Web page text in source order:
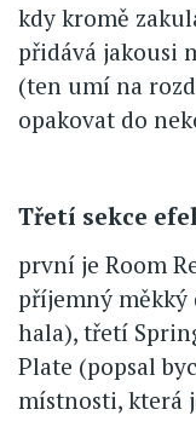
kdy kromě
přidává jakousi
(ten umí na
opakovat do
Třetí sekce
první je Room
příjemný měkký
hala), třetí
Plate (popsal
místnosti, která